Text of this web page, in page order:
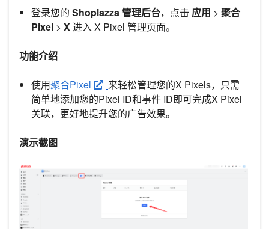
登录您的 Shoplazza 管理后台，点击 应用 > 聚合
Pixel > X进入 X Pixel 管理页面。
功能介绍
使用聚合Pixel
来轻松管理您的X Pixels，只需
简单地添加您的Pixel ID和事件 ID即可完成X Pixel
关联，更好地提升您的广告效果。
演示截图